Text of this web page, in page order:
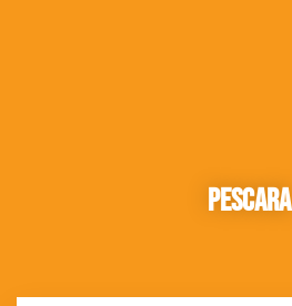
Pescara